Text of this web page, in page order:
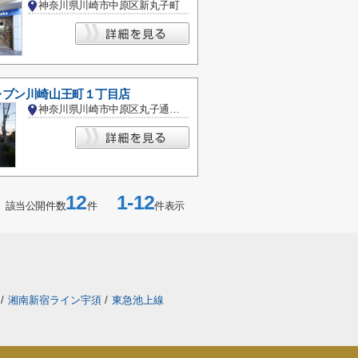
神奈川県川崎市中原区新丸子町
ン川崎山王町１丁目店
神奈川県川崎市中原区丸子通１丁目
該当公開件数12件1-12件表示
/ 湘南新宿ライン宇須 / 東急池上線